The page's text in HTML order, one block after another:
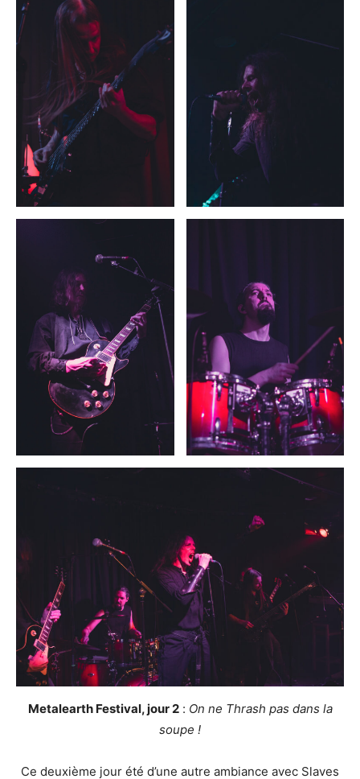
Metalearth Festival, jour 2: On ne Thrash pas dans la
soupe !
Ce deuxième jour été d’une autre ambiance avec Slaves